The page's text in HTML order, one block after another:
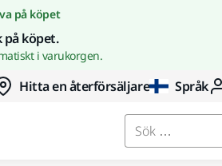
på köpet
köpet.
i varukorgen.
Hitta en återförsäljare Språk
Sök …